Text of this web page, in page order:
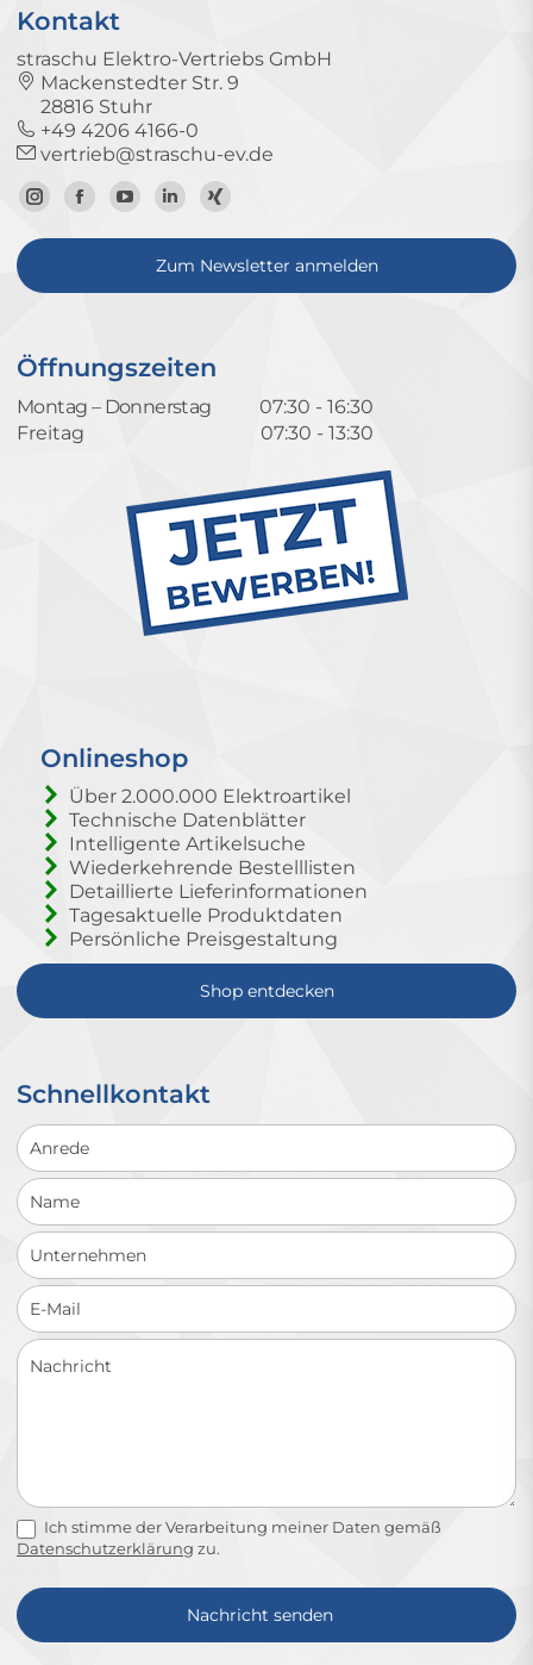
Kontakt
straschu Elektro-Vertriebs GmbH
Mackenstedter Str. 9
28816 Stuhr
+49 4206 4166-0
vertrieb@straschu-ev.de
Zum
Instagram-
Zur
Facebook-
Zum
YouTube-
Kanal
Zum
LinkedIn-
Profil
Zum
Xing-
Profil
Zum Newsletter anmelden
Öffnungszeiten
Montag – Donnerstag
07:30 - 16:30
Freitag
07:30 - 13:30
Onlineshop
Über 2.000.000 Elektroartikel
Technische Datenblätter
Intelligente Artikelsuche
Wiederkehrende Bestelllisten
Detaillierte Lieferinformationen
Tagesaktuelle Produktdaten
Persönliche Preisgestaltung
Shop entdecken
Schnellkontakt
Schnellkontakt
Ich stimme der Verarbeitung meiner Daten gemäß
Datenschutzerklärung zu.
Nachricht senden